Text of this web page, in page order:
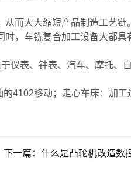
而大大缩短产品制造工艺
，车铣复合加工设备大都
仪表、钟表、汽车、摩托
4102移动；走心车床：加
下一篇：什么是凸轮机改造数